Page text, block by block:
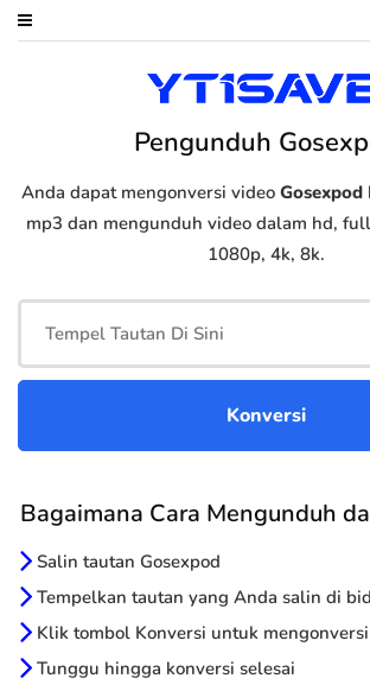
Pengunduh
Anda dapat mengonversi video Gosexpod
mp3 dan mengunduh video dalam hd,
1080p, 4k, 8k.
Bagaimana Cara Mengunduh
Salin tautan Gosexpod
Tempelkan tautan yang Anda salin di
Klik tombol Konversi untuk mengonversi
Tunggu hingga konversi selesai